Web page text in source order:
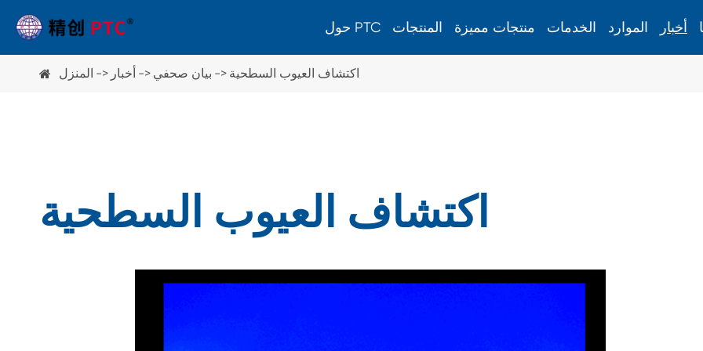
حول PTC المنتجات منتجات مميزة الخدمات الموارد أخبار
المنزل أخبار بيان صحفي اكتشاف العيوب السطحية
اكتشاف العيوب السطحية